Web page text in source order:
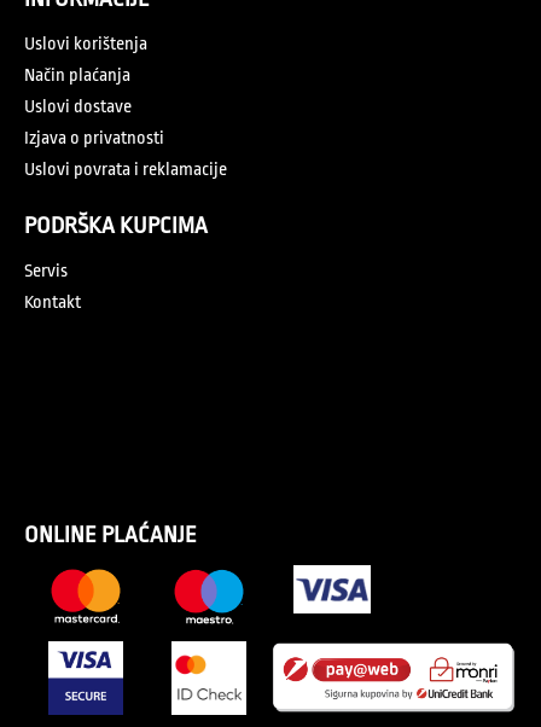
Uslovi korištenja
Način plaćanja
Uslovi dostave
Izjava o privatnosti
Uslovi povrata i reklamacije
PODRŠKA KUPCIMA
Servis
Kontakt
ONLINE PLAĆANJE